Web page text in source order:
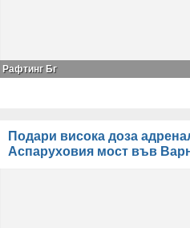
Рафтинг Бг
Подари висока доза
Аспаруховия мост във